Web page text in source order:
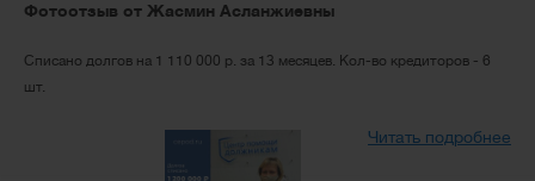
Фотоотзыв от Жасмин Асланжиевны
Списано долгов на 1 110 000 р. за 13 месяцев. Кол-во кредиторов - 6
шт.
Читать подробнее